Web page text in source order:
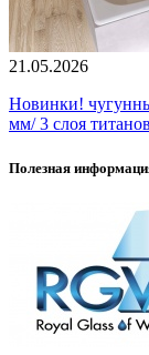
21.05.2026
Новинки!
мм/ 3 слоя
Полезная